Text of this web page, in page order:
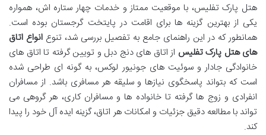
هتل پارک تفلیس، با موقعیت ممتاز و خدمات چهار ستاره اش، همواره
یکی از بهترین گزینه ها برای اقامت در پایتخت گرجستان بوده است.
همانطور که در این راهنمای جامع به تفصیل بررسی شد، تنوع انواع اتاق
های هتل پارک تفلیس از اتاق های دنج دبل و تویین گرفته تا اتاق های
خانوادگی جادار و سوئیت های جونیور لوکس، به گونه ای طراحی شده
است که بتواند پاسخگوی نیازها و سلیقه هر مسافری باشد. از مسافران
انفرادی و زوج ها گرفته تا خانواده ها و مسافران کاری، هر گروهی می
تواند با مطالعه دقیق جزئیات و امکانات هر اتاق، گزینه ایده آل خود را پیدا
کند.